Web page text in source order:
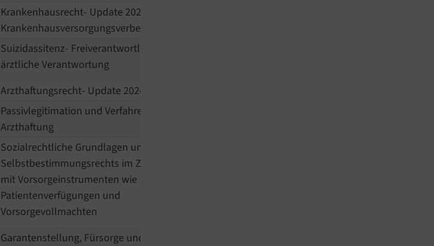
Krankenhausrecht- Update 2024- das
Krankenhausversorgungsverbesserungsgesetz
Suizidassitenz- Freiverantwortlichkeit und
ärztliche Verantwortung
Arzthaftungsrecht- Update 2024
Passivlegitimation und Verfahrensrecht in der
Arzthaftung
Sozialrechtliche Grundlagen und Aspekte des
Selbstbestimmungsrechts im Zusammenhang
mit Vorsorgeinstrumenten wie
Patientenverfügungen und
Vorsorgevollmachten
Garantenstellung, Fürsorge und Schutzpflicht